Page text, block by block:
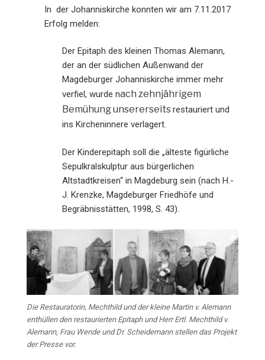
In der Johanniskirche konnten wir am 7.11.2017
Erfolg melden:
Der Epitaph des kleinen Thomas Alemann,
der an der südlichen Außenwand der
Magdeburger Johanniskirche immer mehr
verfiel, wurde nach zehnjährigem
Bemühung unsererseitsrestauriert und
ins Kircheninnere verlagert.
Der Kinderepitaph soll die „älteste figürliche
Sepulkralskulptur aus bürgerlichen
Altstadtkreisen“ in Magdeburg sein (nach H.-
J. Krenzke, Magdeburger Friedhöfe und
Begräbnisstätten, 1998, S. 43).
Die Restauratorin, Mechthild und der kleine Martin v. Alemann
enthüllen den restaurierten Epitaph und Herr Ertl. Mechthild v.
Alemann, Frau Wende und Dr. Scheidemann stellen das Projekt
der Presse vor.